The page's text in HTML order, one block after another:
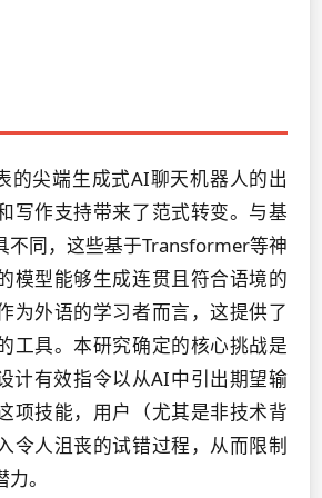
的尖端生成式AI聊天机器人的出
写作支持带来了范式转变。与基
不同，这些基于Transformer等神
模型能够生成连贯且符合语境的
为外语的学习者而言，这提供了
工具。本研究确定的核心挑战是
有效指令以从AI中引出期望输
项技能，用户（尤其是非技术背
令人沮丧的试错过程，从而限制
。